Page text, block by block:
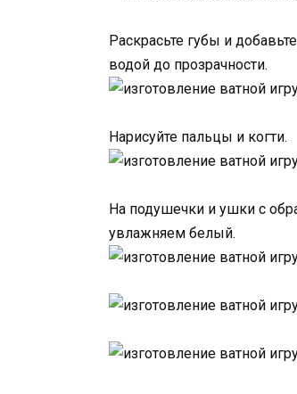
Раскрасьте губы и
водой до прозрачности.
Нарисуйте пальцы и когти.
На подушечки и ушки с
увлажняем белый.